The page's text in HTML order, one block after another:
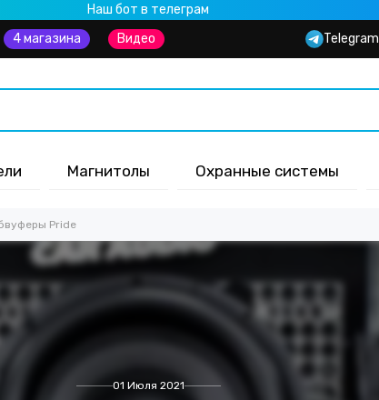
Наш бот в телеграм
4 магазина Видео Telegram
Магнитолы Охранные системы
Pride
01 Июля 2021